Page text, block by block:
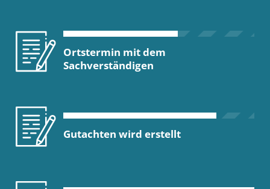
Ortstermin mit dem
Sachverständigen
Gutachten wird erstellt